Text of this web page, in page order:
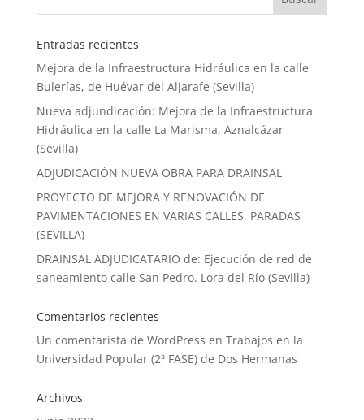
Entradas recientes
Mejora de la Infraestructura Hidráulica en la calle
Bulerías, de Huévar del Aljarafe (Sevilla)
Nueva adjundicación: Mejora de la Infraestructura
Hidráulica en la calle La Marisma, Aznalcázar
(Sevilla)
ADJUDICACIÓN NUEVA OBRA PARA DRAINSAL
PROYECTO DE MEJORA Y RENOVACIÓN DE
PAVIMENTACIONES EN VARIAS CALLES. PARADAS
(SEVILLA)
DRAINSAL ADJUDICATARIO de: Ejecución de red de
saneamiento calle San Pedro. Lora del Río (Sevilla)
Comentarios recientes
Un comentarista de WordPress en Trabajos en la
Universidad Popular (2ª FASE) de Dos Hermanas
Archivos